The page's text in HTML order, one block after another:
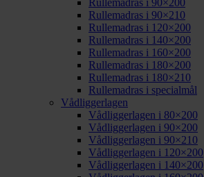
Rullemadras i 90×200
Rullemadras i 90×210
Rullemadras i 120×200
Rullemadras i 140×200
Rullemadras i 160×200
Rullemadras i 180×200
Rullemadras i 180×210
Rullemadras i specialmål
Vådliggerlagen
Vådliggerlagen i 80×200
Vådliggerlagen i 90×200
Vådliggerlagen i 90×210
Vådliggerlagen i 120×200
Vådliggerlagen i 140×200